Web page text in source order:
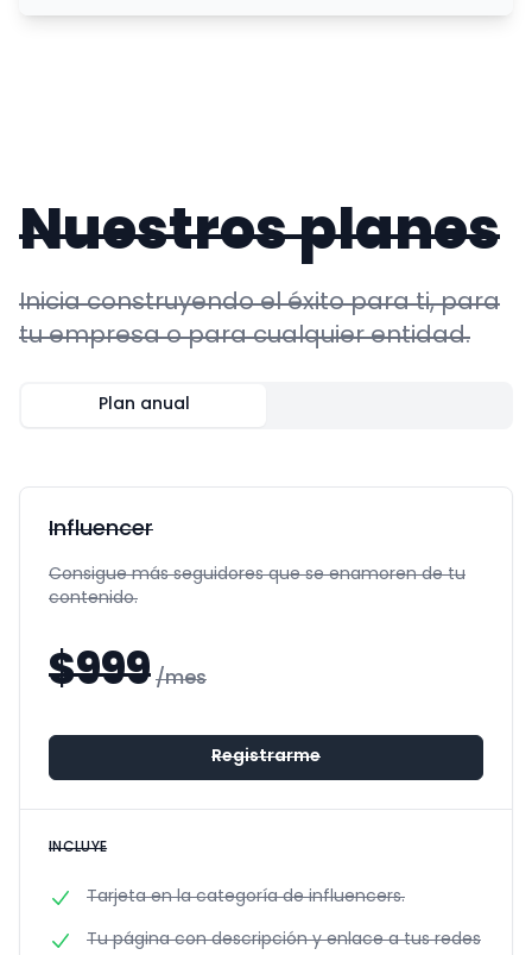
Nuestros planes
Inicia construyendo el éxito para ti, para
tu empresa o para cualquier entidad.
Plan anual
Influencer
Consigue más seguidores que se enamoren de tu
contenido.
$999 /mes
Registrarme
INCLUYE
Tarjeta en la categoría de influencers.
Tu página con descripción y enlace a tus redes